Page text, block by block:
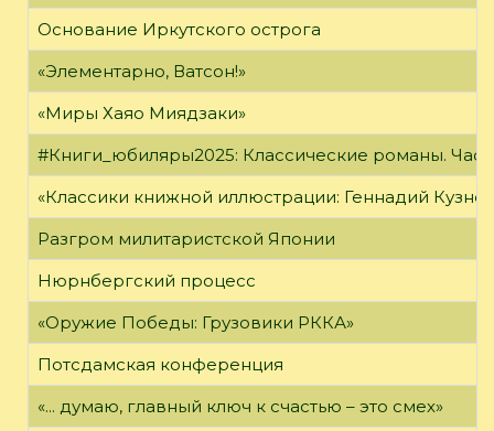
Основание Иркутского острога
«Элементарно, Ватсон!»
«Миры Хаяо Миядзаки»
#Книги_юбиляры2025: Классические романы.
«Классики книжной иллюстрации: Геннадий
Разгром милитаристской Японии
Нюрнбергский процесс
«Оружие Победы: Грузовики РККА»
Потсдамская конференция
«... думаю, главный ключ к счастью – это смех»